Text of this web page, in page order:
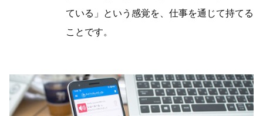
ている」という感覚を、仕事を通じて持てる
ことです。